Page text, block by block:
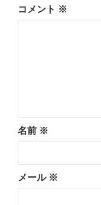
コメント ※
名前 ※
メール ※